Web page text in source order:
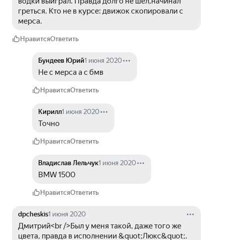
греться. Кто не в курсе: движок скопировали с
мерса.
НравитсяОтветить
Бундеев Юрий1 июня 2020
Не с мерса а с бмв
НравитсяОтветить
Кирилл1 июня 2020
Точно
НравитсяОтветить
Владислав Лельчук1 июня 2020
BMW 1500
НравитсяОтветить
dpcheskis1 июня 2020
Дмитрий<br />Был у меня такой, даже того же
цвета, правда в исполнении &quot;Люкс&quot;.